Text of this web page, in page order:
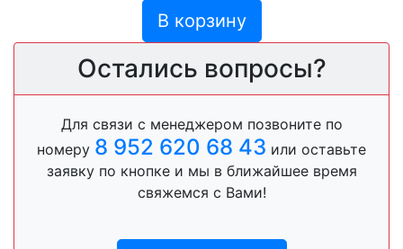
В корзину
Остались вопросы?
Для связи с менеджером позвоните по
номеру 8 952 620 68 43 или оставьте
заявку по кнопке и мы в ближайшее время
свяжемся с Вами!